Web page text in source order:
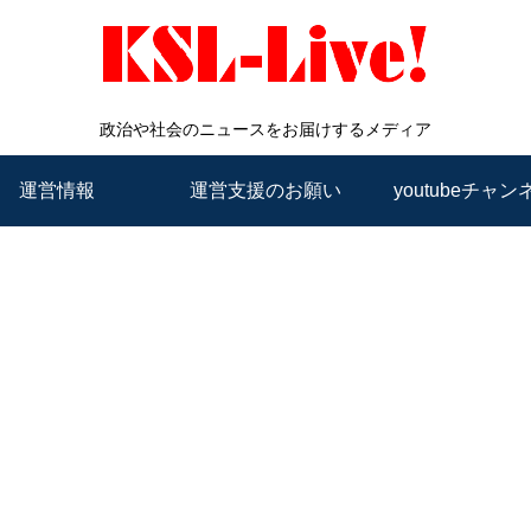
政治や社会のニュースをお届けするメディア
運営情報 運営支援のお願い youtubeチャン